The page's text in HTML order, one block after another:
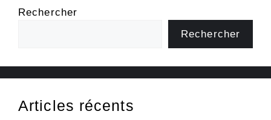
Rechercher
Rechercher
Articles récents